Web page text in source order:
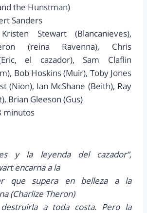
the Hunstman)
Sanders
Stewart (Blancanieves),
(reina Ravenna), Chris
el cazador), Sam Claflin
Bob Hoskins (Muir), Toby Jones
(Nion), Ian McShane (Beith), Ray
Brian Gleeson (Gus)
minutos
y la leyenda del cazador”,
encarna a la
que supera en belleza a la
(Charlize Theron)
a toda costa. Pero la